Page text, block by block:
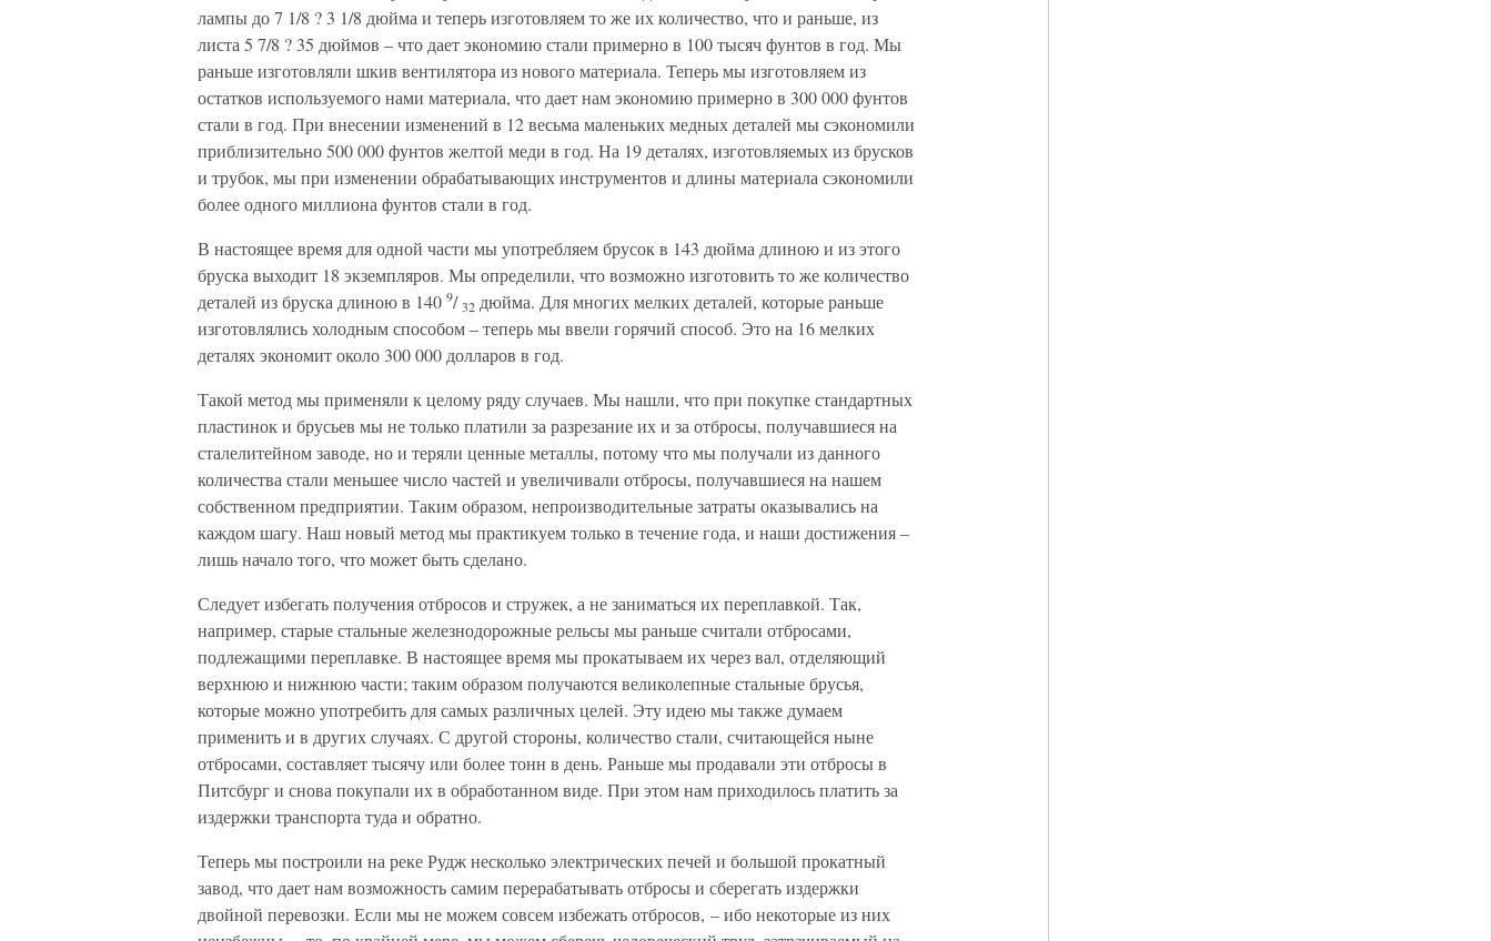
лампы до 7 1/8 ? 3 1/8 дюйма и теперь изготовляем то же их количество, что и раньше, из
листа 5 7/8 ? 35 дюймов – что дает экономию стали примерно в 100 тысяч фунтов в год. Мы
раньше изготовляли шкив вентилятора из нового материала. Теперь мы изготовляем из
остатков используемого нами материала, что дает нам экономию примерно в 300 000 фунтов
стали в год. При внесении изменений в 12 весьма маленьких медных деталей мы сэкономили
приблизительно 500 000 фунтов желтой меди в год. На 19 деталях, изготовляемых из брусков
и трубок, мы при изменении обрабатывающих инструментов и длины материала сэкономили
более одного миллиона фунтов стали в год.
В настоящее время для одной части мы употребляем брусок в 143 дюйма длиною и из этого
бруска выходит 18 экземпляров. Мы определили, что возможно изготовить то же количество
деталей из бруска длиною в 140 9/32 дюйма. Для многих мелких деталей, которые раньше
изготовлялись холодным способом – теперь мы ввели горячий способ. Это на 16 мелких
деталях экономит около 300 000 долларов в год.
Такой метод мы применяли к целому ряду случаев. Мы нашли, что при покупке стандартных
пластинок и брусьев мы не только платили за разрезание их и за отбросы, получавшиеся на
сталелитейном заводе, но и теряли ценные металлы, потому что мы получали из данного
количества стали меньшее число частей и увеличивали отбросы, получавшиеся на нашем
собственном предприятии. Таким образом, непроизводительные затраты оказывались на
каждом шагу. Наш новый метод мы практикуем только в течение года, и наши достижения –
лишь начало того, что может быть сделано.
Следует избегать получения отбросов и стружек, а не заниматься их переплавкой. Так,
например, старые стальные железнодорожные рельсы мы раньше считали отбросами,
подлежащими переплавке. В настоящее время мы прокатываем их через вал, отделяющий
верхнюю и нижнюю части; таким образом получаются великолепные стальные брусья,
которые можно употребить для самых различных целей. Эту идею мы также думаем
применить и в других случаях. С другой стороны, количество стали, считающейся ныне
отбросами, составляет тысячу или более тонн в день. Раньше мы продавали эти отбросы в
Питсбург и снова покупали их в обработанном виде. При этом нам приходилось платить за
издержки транспорта туда и обратно.
Теперь мы построили на реке Рудж несколько электрических печей и большой прокатный
завод, что дает нам возможность самим перерабатывать отбросы и сберегать издержки
двойной перевозки. Если мы не можем совсем избежать отбросов, – ибо некоторые из них